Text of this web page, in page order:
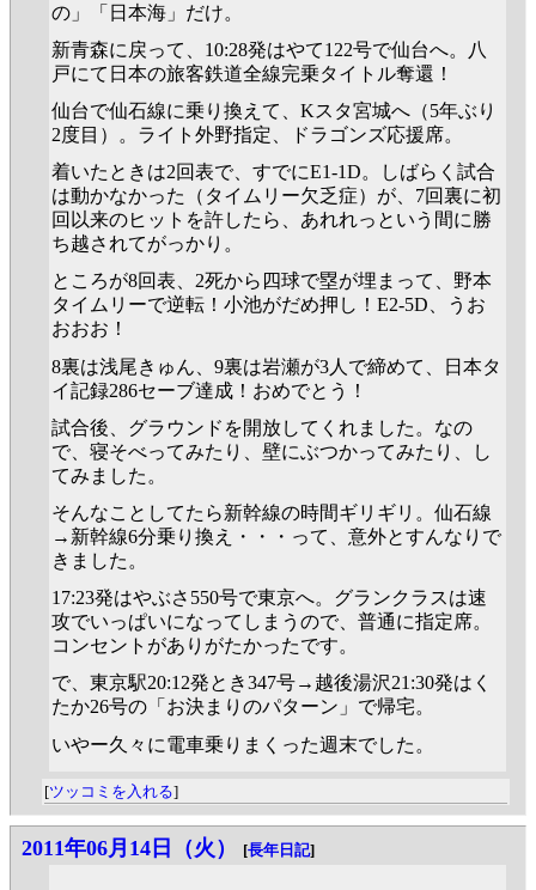
の」「日本海」だけ。
新青森に戻って、10:28発はやて122号で仙台へ。八
戸にて日本の旅客鉄道全線完乗タイトル奪還！
仙台で仙石線に乗り換えて、Kスタ宮城へ（5年ぶり
2度目）。ライト外野指定、ドラゴンズ応援席。
着いたときは2回表で、すでにE1-1D。しばらく試合
は動かなかった（タイムリー欠乏症）が、7回裏に初
回以来のヒットを許したら、あれれっという間に勝
ち越されてがっかり。
ところが8回表、2死から四球で塁が埋まって、野本
タイムリーで逆転！小池がだめ押し！E2-5D、うお
おおお！
8裏は浅尾きゅん、9裏は岩瀬が3人で締めて、日本タ
イ記録286セーブ達成！おめでとう！
試合後、グラウンドを開放してくれました。なの
で、寝そべってみたり、壁にぶつかってみたり、し
てみました。
そんなことしてたら新幹線の時間ギリギリ。仙石線
→新幹線6分乗り換え・・・って、意外とすんなりで
きました。
17:23発はやぶさ550号で東京へ。グランクラスは速
攻でいっぱいになってしまうので、普通に指定席。
コンセントがありがたかったです。
で、東京駅20:12発とき347号→越後湯沢21:30発はく
たか26号の「お決まりのパターン」で帰宅。
いやー久々に電車乗りまくった週末でした。
[ツッコミを入れる]
2011年06月14日（火） [長年日記]